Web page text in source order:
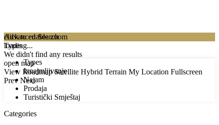
click to enable zoom
loading...
We didn't find any results
open map
View Roadmap Satellite Hybrid Terrain My Location Fullscreen
Prev Next
Advanced Search
Types
Types
Iznajmljivanje
Najam
Prodaja
Turistički Smještaj
Categories